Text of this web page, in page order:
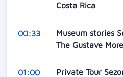
Costa Rica
00:33
Museum stories
The Gustave
01:00 Private Tour